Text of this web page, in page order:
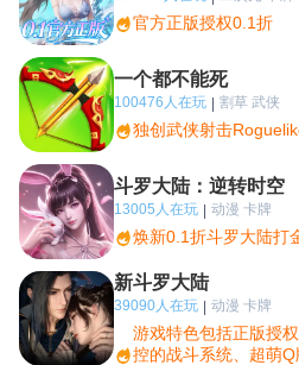
官方正版授权0.1折
一个都不能死
100476人在玩 | 割草 武侠
独创武侠射击
斗罗大陆：逆转时空
13005人在玩 | 动漫 卡牌
焕新0.1折斗罗大陆打
新斗罗大陆
39090人在玩 | 动漫 卡牌
游戏特色包括正版授
控的战斗系统、超萌